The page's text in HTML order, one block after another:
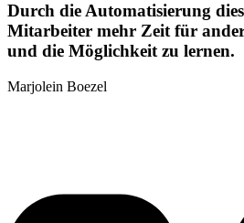
Durch die Automatisierung
Mitarbeiter mehr Zeit für
und die Möglichkeit zu lernen.
Marjolein Boezel